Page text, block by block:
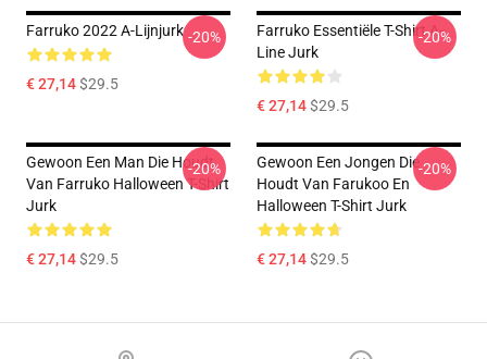
Farruko 2022 A-Lijnjurk
€ 27,14$29.5
-20%
Farruko Essentiële T-Shirt A-
Line Jurk
€ 27,14$29.5
-20%
Gewoon Een Man Die Houdt
Van Farruko Halloween T-Shirt
Jurk
€ 27,14$29.5
-20%
Gewoon Een Jongen Die
Houdt Van Farukoo En
Halloween T-Shirt Jurk
€ 27,14$29.5
-20%